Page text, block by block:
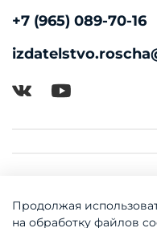
+7 (965) 089-70-16
Продолжая
на обработку файлов